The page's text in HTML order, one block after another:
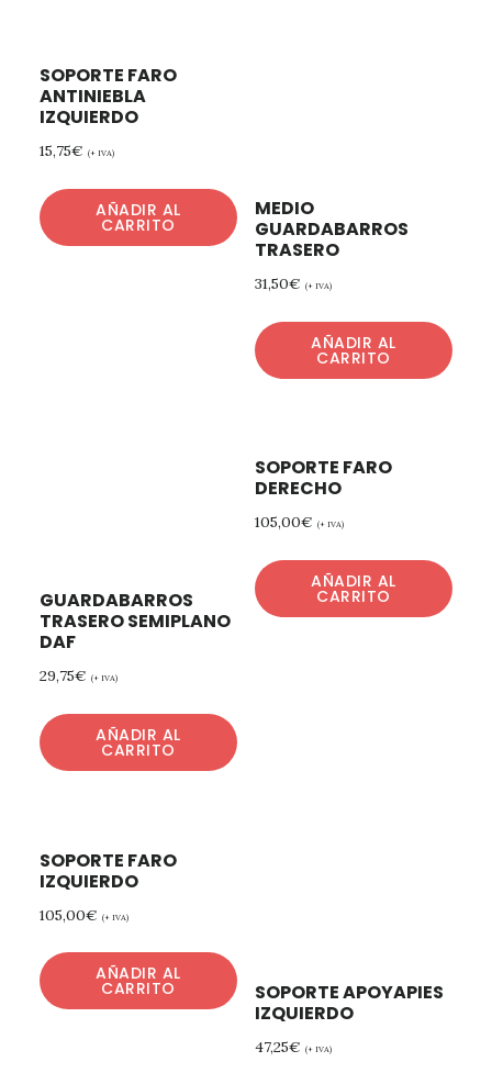
SOPORTE FARO
ANTINIEBLA
IZQUIERDO
15,75€ (+ IVA)
AÑADIR AL
CARRITO
MEDIO
GUARDABARROS
TRASERO
31,50€ (+ IVA)
AÑADIR AL
CARRITO
GUARDABARROS
TRASERO SEMIPLANO
DAF
29,75€ (+ IVA)
AÑADIR AL
CARRITO
SOPORTE FARO
DERECHO
105,00€ (+ IVA)
AÑADIR AL
CARRITO
SOPORTE FARO
IZQUIERDO
105,00€ (+ IVA)
AÑADIR AL
CARRITO
SOPORTE APOYAPIES
IZQUIERDO
47,25€ (+ IVA)